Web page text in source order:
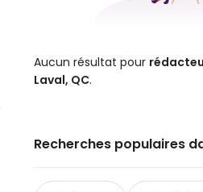
Aucun résultat pour
Laval, QC.
Recherches populaires